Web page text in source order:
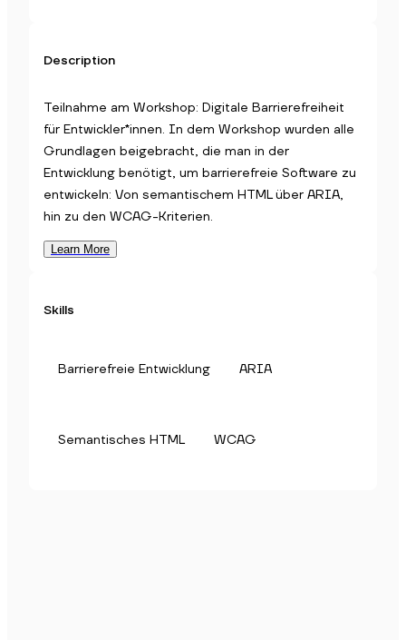
Description
Teilnahme am Workshop: Digitale Barrierefreiheit
für Entwickler*innen. In dem Workshop wurden alle
Grundlagen beigebracht, die man in der
Entwicklung benötigt, um barrierefreie Software zu
entwickeln: Von semantischem HTML über ARIA,
hin zu den WCAG-Kriterien.
Learn More
Skills
Barrierefreie Entwicklung ARIA
Semantisches HTML WCAG